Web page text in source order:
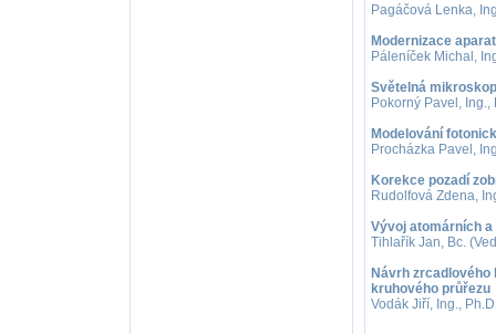
Pagáčová Lenka,
Modernizace
Páleníček Michal,
Světelná
Pokorný Pavel,
Modelování
Procházka Pavel,
Korekce pozadí
Rudolfová Zdena,
Vývoj atomárních
Tihlařík Jan, Bc.
Návrh
kruhového průřezu
Vodák Jiří, Ing.,